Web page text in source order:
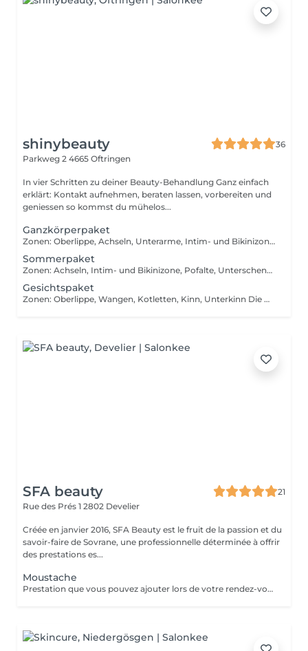
shinybeauty
36
Parkweg 2 4665 Oftringen
In vier Schritten zu deiner Beauty-Behandlung Ganz einfach
erklärt: Kontakt aufnehmen, beraten lassen, vorbereiten und
geniessen so kommst du mühelos...
Ganzkörperpaket
Zonen: Oberlippe, Achseln, Unterarme, Intim- und Bikinizone, Pofalte, Beine Die Diodenlaser Haarentfernung nutzt moderne Technologie zur gezielten und sicheren Reduktion unerwünschter Haare. Der Diodenlaser eignet sich für jeden Hauttyp und auch für feinere Haare. Ein optimiertes Kühlsystem sorgt für hohen Komfort und angenehme Verträglichkeit. Die Behandlung führt zu einem glatteren, gleichmässigeren Hautbild, das sich mit jeder Sitzung weiter verbessert. Durch die langjährige technische Entwicklung bietet die Methode zuverlässige Ergebnisse und hohe Sicherheit.
Sommerpaket
Zonen: Achseln, Intim- und Bikinizone, Pofalte, Unterschenkel Die Diodenlaser Haarentfernung nutzt moderne Technologie zur gezielten und sicheren Reduktion unerwünschter Haare. Der Diodenlaser eignet sich für jeden Hauttyp und auch für feinere Haare. Ein optimiertes Kühlsystem sorgt für hohen Komfort und angenehme Verträglichkeit. Die Behandlung führt zu einem glatteren, gleichmässigeren Hautbild, das sich mit jeder Sitzung weiter verbessert. Durch die langjährige technische Entwicklung bietet die Methode zuverlässige Ergebnisse und hohe Sicherheit.
Gesichtspaket
Zonen: Oberlippe, Wangen, Kotletten, Kinn, Unterkinn Die Diodenlaser Haarentfernung nutzt moderne Technologie zur gezielten und sicheren Reduktion unerwünschter Haare. Der Diodenlaser eignet sich für jeden Hauttyp und auch für feinere Haare. Ein optimiertes Kühlsystem sorgt für hohen Komfort und angenehme Verträglichkeit. Die Behandlung führt zu einem glatteren, gleichmässigeren Hautbild, das sich mit jeder Sitzung weiter verbessert. Durch die langjährige technische Entwicklung bietet die Methode zuverlässige Ergebnisse und hohe Sicherheit.
SFA beauty
21
Rue des Prés 1 2802 Develier
Créée en janvier 2016, SFA Beauty est le fruit de la passion et du
savoir-faire de Sovrane, une professionnelle déterminée à offrir
des prestations es...
Moustache
Prestation que vous pouvez ajouter lors de votre rendez-vous à l'institut